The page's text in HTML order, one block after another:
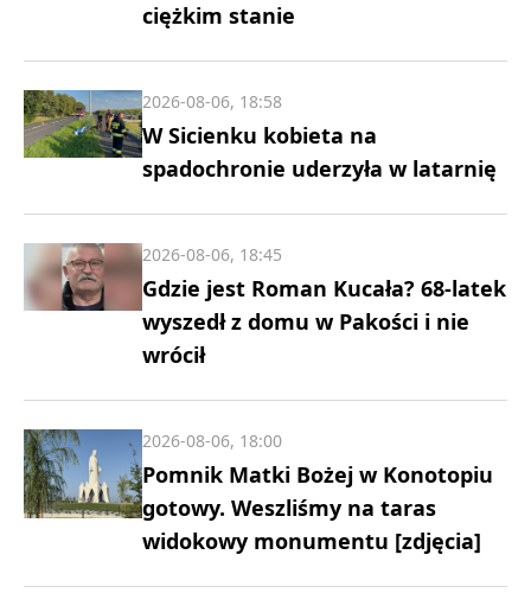
ciężkim stanie
W Sicienku kobieta na
spadochronie uderzyła w latarnię
2026-08-06, 18:58
Gdzie jest Roman Kucała? 68-latek
wyszedł z domu w Pakości i nie
wrócił
2026-08-06, 18:45
Pomnik Matki Bożej w Konotopiu
gotowy. Weszliśmy na taras
widokowy monumentu [zdjęcia]
2026-08-06, 18:00